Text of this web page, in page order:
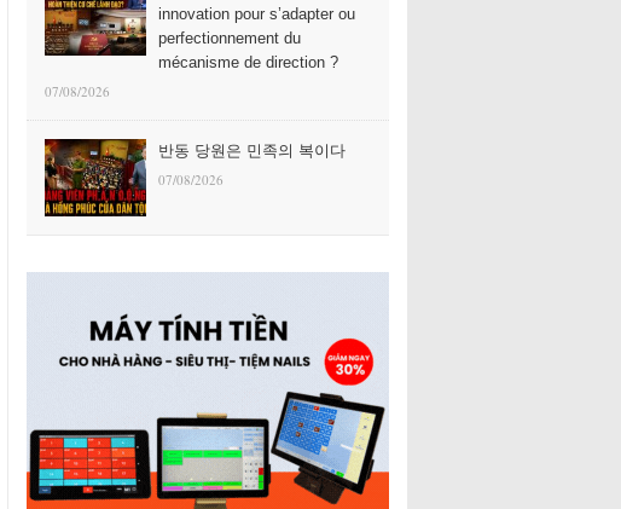
innovation pour s’adapter ou
perfectionnement du
mécanisme de direction ?
07/08/2026
반동 당원은 민족의 복이다
07/08/2026